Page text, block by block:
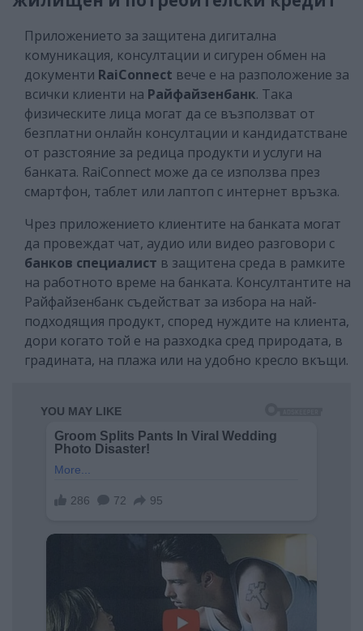
Приложението за защитена дигитална
комуникация, консултации и сигурен обмен на
документи RaiConnect вече е на разположение за
всички клиенти на Райфайзенбанк. Така
физическите лица могат да се възползват от
безплатни онлайн консултации и кандидатстване
от разстояние за редица продукти и услуги на
банката. RaiConnect може да се използва през
смартфон, таблет или лаптоп с интернет връзка.
Чрез приложението клиентите на банката могат
да провеждат чат, аудио или видео разговори с
банков специалист в защитена среда в рамките
на работното време на банката. Консултантите на
Райфайзенбанк съдействат за избора на най-
подходящия продукт, според нуждите на клиента,
дори когато той е на разходка сред природата, в
градината, на плажа или на удобно кресло вкъщи.